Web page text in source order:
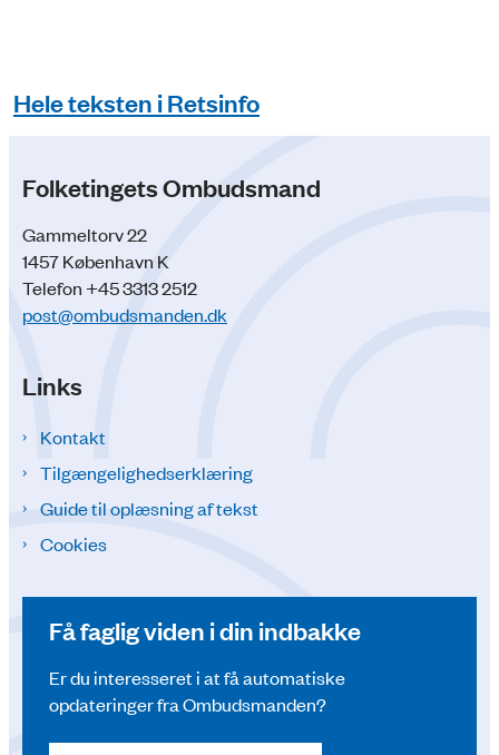
Hele teksten i Retsinfo
Folketingets Ombudsmand
Gammeltorv 22
1457 København K
Telefon +45 3313 2512
post@ombudsmanden.dk
Links
Kontakt
Tilgængelighedserklæring
Guide til oplæsning af tekst
Cookies
Få faglig viden i din indbakke
Er du interesseret i at få automatiske
opdateringer fra Ombudsmanden?